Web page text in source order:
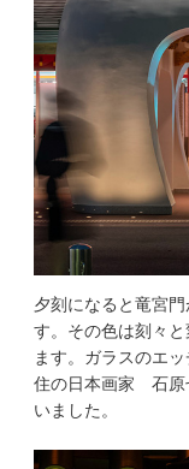
夕刻になると竜宮
す。その色は刻々
ます。ガラスのエ
住の日本画家 石原
いました。